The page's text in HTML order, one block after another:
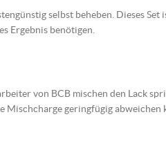
selbst beheben. Dieses
Ergebnis benötigen.
von BCB mischen den Lack
geringfügig abweichen